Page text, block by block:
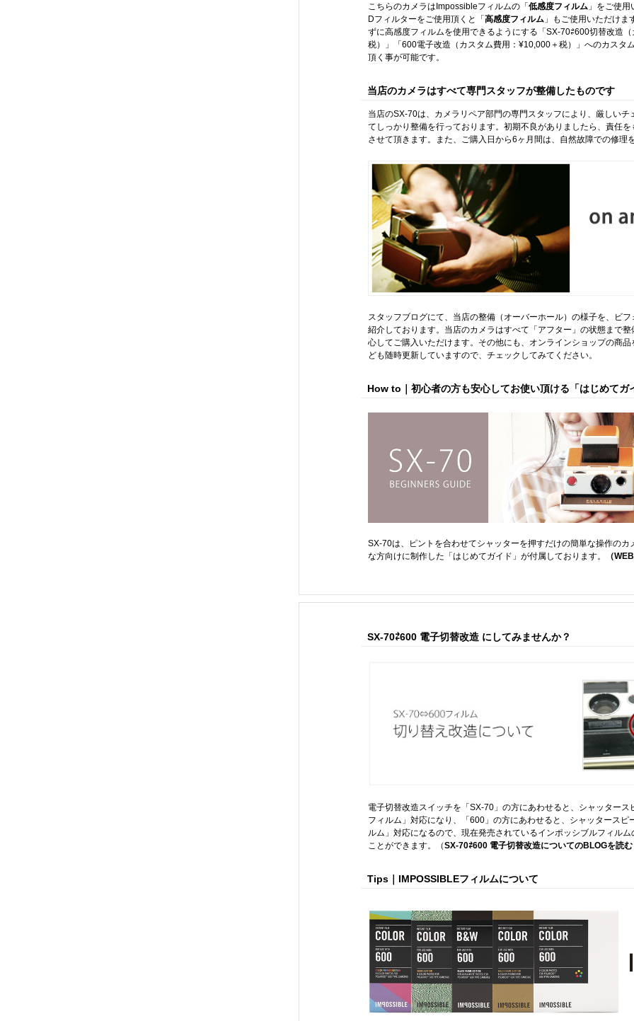
こちらのカメラはImpossibleフィルムの「低感度フィルム 」をご使
Dフィルターをご使用頂くと「高感度フィルム 」もご使用いただけ
ずに高感度フィルムを使用できるようにする「SX-70⇄600切替改造
税）」「600電子改造（カスタム費用：¥10,000＋税）」へのカスタ
頂く事が可能です。
当店のカメラはすべて専門スタッフが整備したものです
当店のSX-70は、カメラリペア部門の専門スタッフにより、厳しいチ
てしっかり整備を行っております。初期不良がありましたら、責任
させて頂きます。また、ご購入日から6ヶ月間は、自然故障での修理
スタッフブログにて、当店の整備（オーバーホール）の様子を、ビ
紹介しております。当店のカメラはすべて「アフター」の状態まで
心してご購入いただけます。その他にも、オンラインショップの商
ども随時更新していますので、チェックしてみてください。
How to｜初心者の方も安心してお使い頂ける「はじめてガ
SX-70は、ピントを合わせてシャッターを押すだけの簡単な操作のカ
な方向けに制作した「はじめてガイド」が付属しております。
（
SX-70⇄600 電子切替改造 にしてみませんか？
電子切替改造スイッチを「SX-70」の方にあわせると、シャッタース
フィルム」対応になり、「600」の方にあわせると、シャッタースピ
ルム」対応になるので、現在発売されているインポッシブルフィル
ことができます。（SX-70⇄600 電子切替改造についてのBLOGを読む
Tips｜IMPOSSIBLEフィルムについて